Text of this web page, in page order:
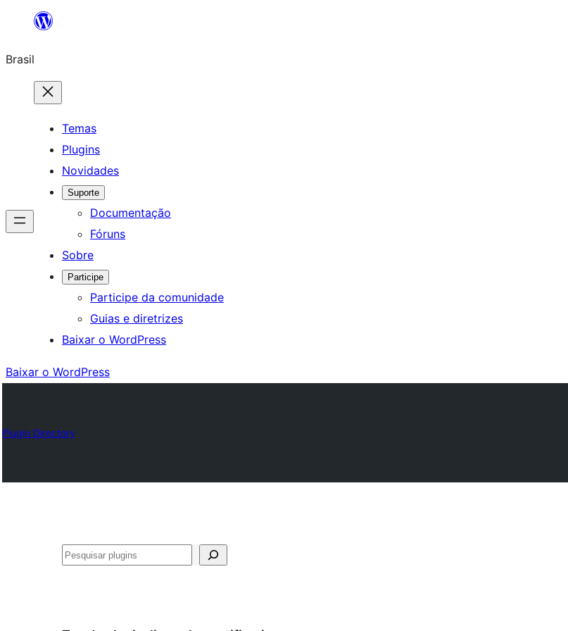
o
conteúdo
Brasil
Temas
Plugins
Novidades
Suporte
Documentação
Fóruns
Sobre
Participe
Participe da comunidade
Guias e diretrizes
Baixar o WordPress
Baixar o WordPress
Plugin Directory
Pesquisar